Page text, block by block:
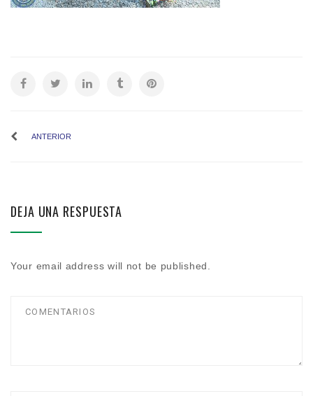
ANTERIOR
DEJA UNA RESPUESTA
Your email address will not be published.